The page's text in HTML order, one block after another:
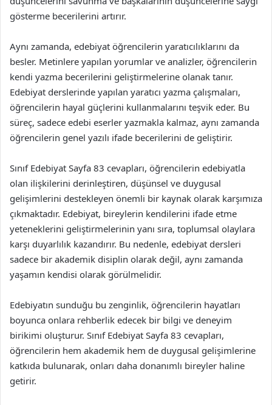
gösterme becerilerini artırır.
Aynı zamanda, edebiyat öğrencilerin yaratıcılıklarını da
besler. Metinlere yapılan yorumlar ve analizler, öğrencilerin
kendi yazma becerilerini geliştirmelerine olanak tanır.
Edebiyat derslerinde yapılan yaratıcı yazma çalışmaları,
öğrencilerin hayal güçlerini kullanmalarını teşvik eder. Bu
süreç, sadece edebi eserler yazmakla kalmaz, aynı zamanda
öğrencilerin genel yazılı ifade becerilerini de geliştirir.
Sınıf Edebiyat Sayfa 83 cevapları, öğrencilerin edebiyatla
olan ilişkilerini derinleştiren, düşünsel ve duygusal
gelişimlerini destekleyen önemli bir kaynak olarak karşımıza
çıkmaktadır. Edebiyat, bireylerin kendilerini ifade etme
yeteneklerini geliştirmelerinin yanı sıra, toplumsal olaylara
karşı duyarlılık kazandırır. Bu nedenle, edebiyat dersleri
sadece bir akademik disiplin olarak değil, aynı zamanda
yaşamın kendisi olarak görülmelidir.
Edebiyatın sunduğu bu zenginlik, öğrencilerin hayatları
boyunca onlara rehberlik edecek bir bilgi ve deneyim
birikimi oluşturur. Sınıf Edebiyat Sayfa 83 cevapları,
öğrencilerin hem akademik hem de duygusal gelişimlerine
katkıda bulunarak, onları daha donanımlı bireyler haline
getirir.